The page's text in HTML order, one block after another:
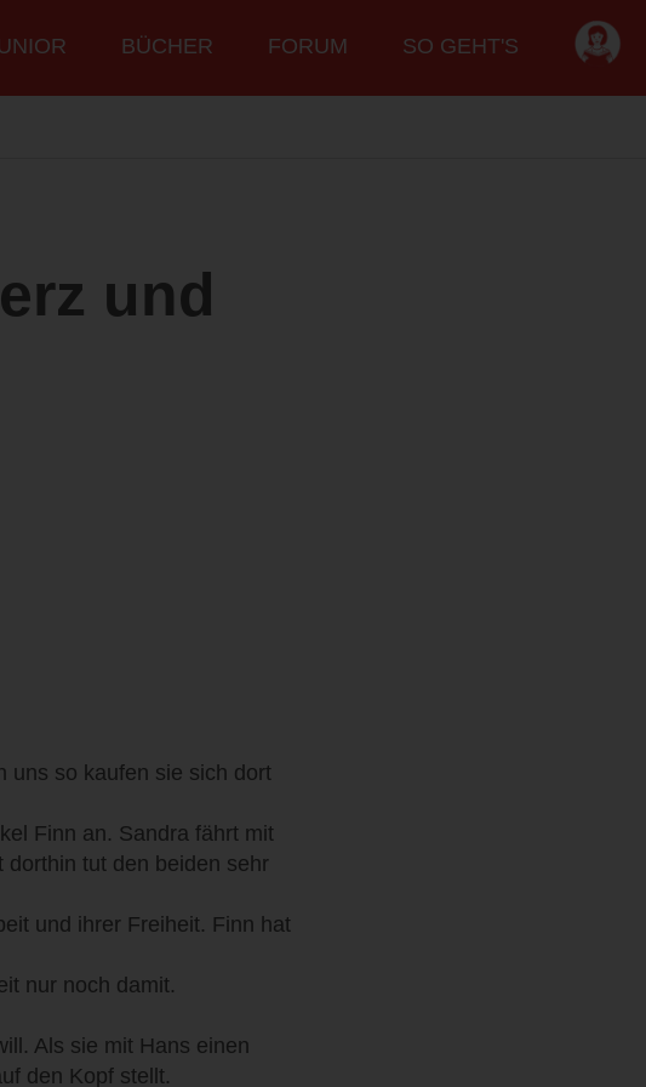
BÜCHER FORUM SO GEHT'S
und
uns so kaufen sie sich dort
Finn an. Sandra fährt mit
dorthin tut den beiden sehr
und ihrer Freiheit. Finn hat
nur noch damit.
Als sie mit Hans einen
den Kopf stellt.